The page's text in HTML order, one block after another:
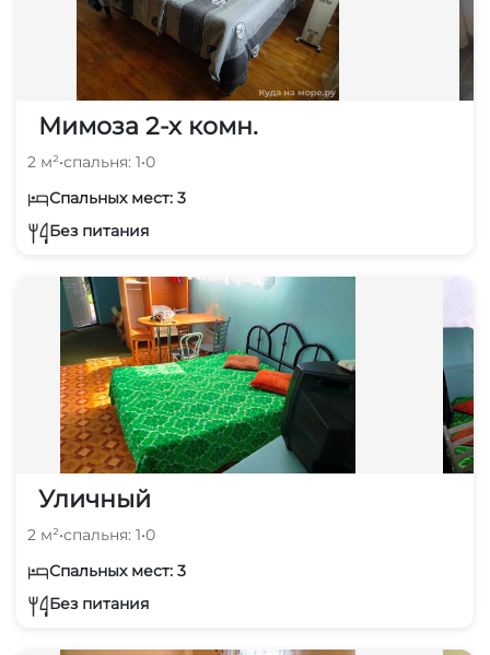
Мимоза 2-х комн.
2 м²•спальня: 1•0
Спальных мест: 3
Без питания
Уличный
2 м²•спальня: 1•0
Спальных мест: 3
Без питания